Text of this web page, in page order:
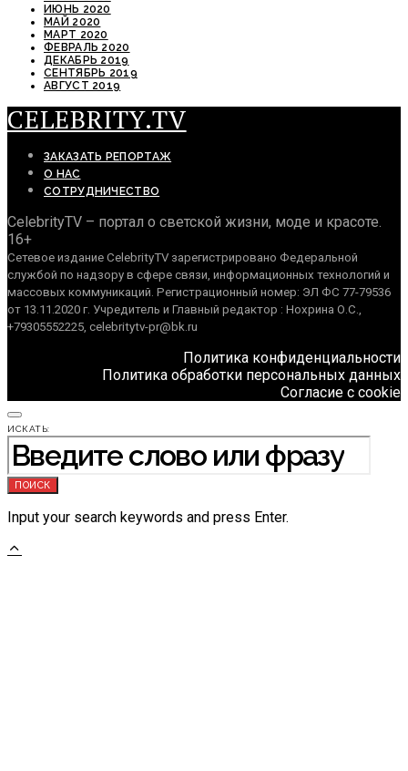
ИЮНЬ 2020
МАЙ 2020
МАРТ 2020
ФЕВРАЛЬ 2020
ДЕКАБРЬ 2019
СЕНТЯБРЬ 2019
АВГУСТ 2019
CELEBRITY.TV
ЗАКАЗАТЬ РЕПОРТАЖ
О НАС
СОТРУДНИЧЕСТВО
CelebrityTV – портал о светской жизни, моде и красоте.
16+
Сетевое издание CelebrityTV зарегистрировано Федеральной
службой по надзору в сфере связи, информационных технологий и
массовых коммуникаций. Регистрационный номер: ЭЛ ФС 77-79536
от 13.11.2020 г. Учредитель и Главный редактор : Нохрина О.С.,
+79305552225, celebritytv-pr@bk.ru
Политика конфиденциальности
Политика обработки персональных данных
Согласие с cookie
ИСКАТЬ:
ПОИСК
Input your search keywords and press Enter.